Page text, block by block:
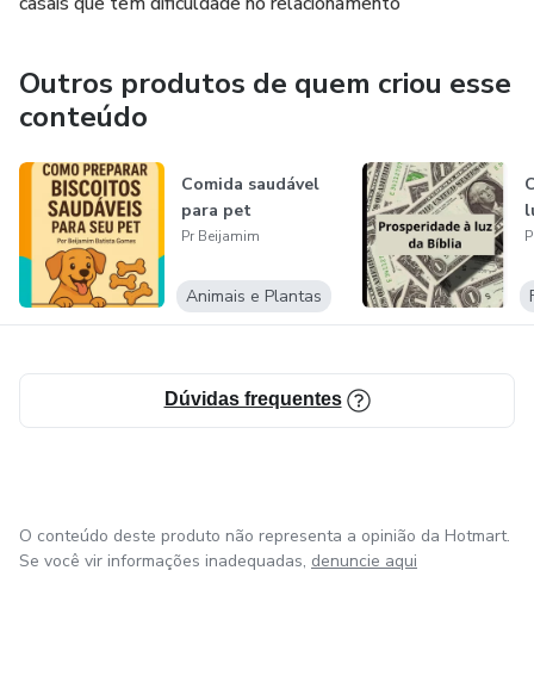
Outros produtos de quem criou esse
conteúdo
Comida saudável
para pet
Pr Beijamim
Animais e Plantas
Dúvidas frequentes
O conteúdo deste produto não representa a opinião da Hotmart.
Se você vir informações inadequadas, denuncie aqui